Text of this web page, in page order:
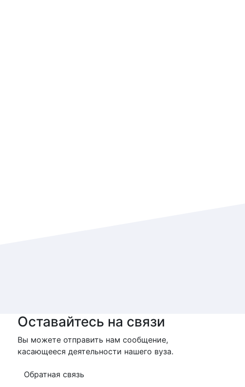
Оставайтесь на связи
Вы можете отправить нам сообщение,
касающееся деятельности нашего вуза.
Обратная связь